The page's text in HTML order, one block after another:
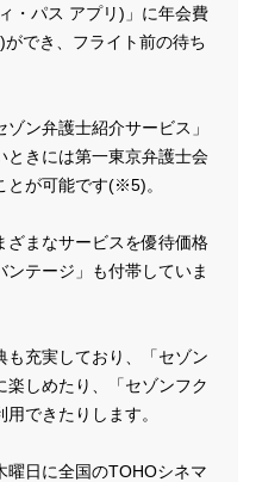
・パス アプリ)」に年会費
でき、フライト前の待ち
ン弁護士紹介サービス」
ときには第一東京弁護士会
とが可能です(※5)。
ざまなサービスを優待価格
テージ」も付帯していま
も充実しており、「セゾン
しめたり、「セゾンフク
できたりします。
曜日に全国のTOHOシネマ